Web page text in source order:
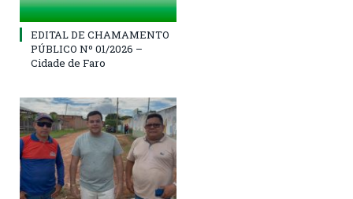
EDITAL DE CHAMAMENTO
PÚBLICO Nº 01/2026 –
Cidade de Faro